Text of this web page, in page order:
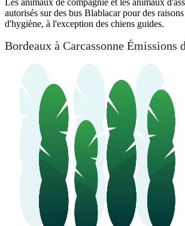
autorisés sur des bus Blablacar pour des
d'hygiène, à l'exception des chiens guides.
Bordeaux à Carcassonne Émissions